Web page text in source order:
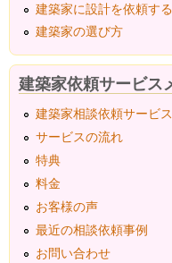
建築家に設計を依頼す
建築家の選び方
建築家依頼サービス
建築家相談依頼サービス
サービスの流れ
特典
料金
お客様の声
最近の相談依頼事例
お問い合わせ